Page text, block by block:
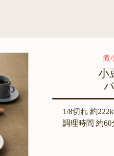
煮
小
1/8切れ 約
調理時間 約60